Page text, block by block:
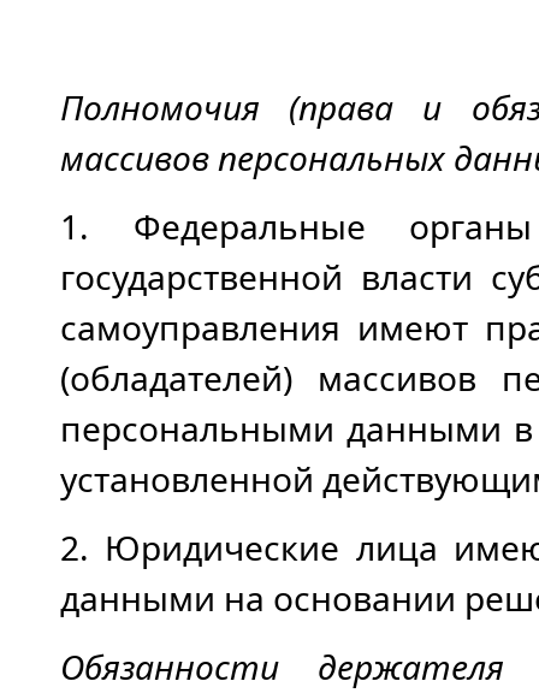
Полномочия (права и
массивов персональных
1. Федеральные органы
государственной власти
самоуправления имеют
(обладателей) массивов
персональными данными в
установленной
2. Юридические лица
данными на основании
Обязанности держателя